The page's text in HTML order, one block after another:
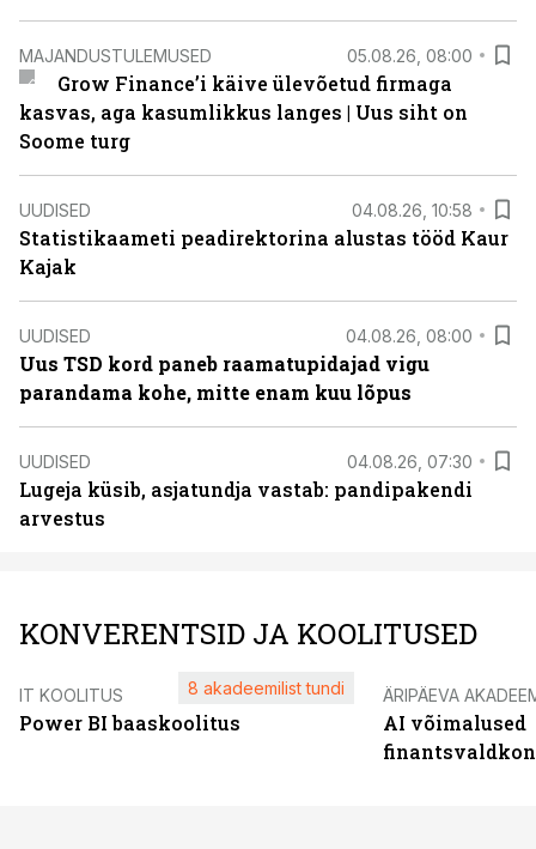
MAJANDUSTULEMUSED 05.08.26, 08:00
Grow Finance’i käive ülevõetud firmaga
kasvas, aga kasumlikkus langes | Uus siht on
Soome turg
UUDISED 04.08.26, 10:58
Statistikaameti peadirektorina alustas tööd Kaur
Kajak
UUDISED 04.08.26, 08:00
Uus TSD kord paneb raamatupidajad vigu
parandama kohe, mitte enam kuu lõpus
UUDISED 04.08.26, 07:30
Lugeja küsib, asjatundja vastab: pandipakendi
arvestus
KONVERENTSID JA KOOLITUSED
IT KOOLITUS
Power BI baaskoolitus
8 akadeemilist tundi ÄRIPÄEVA
AI võimalused